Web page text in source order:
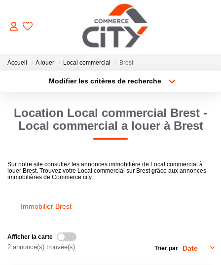
ACHETER
LOUER
Accueil A louer Local commercial Brest
Modifier les critères de recherche
Sélectionnez...
Type de bien
Surface min
Créer une alerte
Location Local commercial Brest -
Local commercial a louer à Brest
Sur notre site consultez les annonces immobilière de Local commercial à
louer Brest. Trouvez votre Local commercial sur Brest grâce aux annonces
immobilières de Commerce city.
Immobilier Brest
Afficher la carte
2 annonce(s) trouvée(s) Trier par